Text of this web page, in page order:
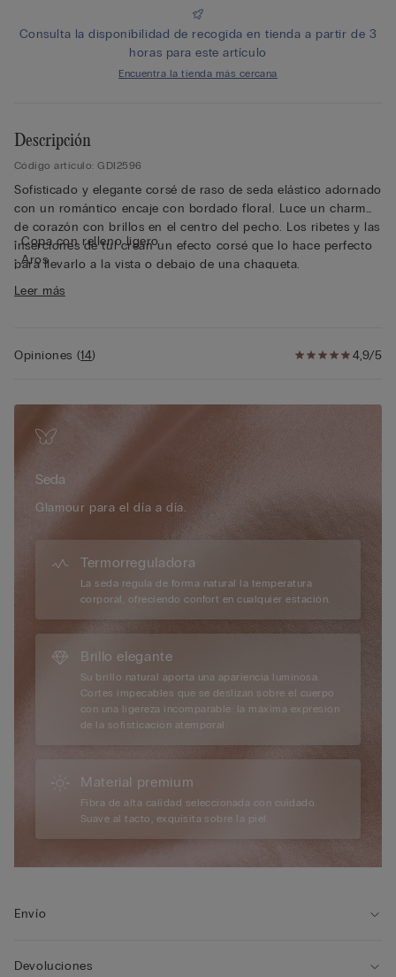
Consulta la disponibilidad de recogida en tienda a partir de 3
horas para este artículo
Encuentra la tienda más cercana
Descripción
Código artículo: GDI2596
Sofisticado y elegante corsé de raso de seda elástico adornado
con un romántico encaje con bordado floral. Luce un charm
de corazón con brillos en el centro del pecho. Los ribetes y las
inserciones de tul crean un efecto corsé que lo hace perfecto
para llevarlo a la vista o debajo de una chaqueta.
• Copa con relleno ligero
• Aros
• Charm de quita y pon con mosquetón
ajustables en la parte trasera
Style TipsPóntelo con unos vaqueros o un pantalón dejando
los elásticos de liguero a la vista.
Intimissimi presenta una nueva edición limitada
que rinde homenaje a la elegancia más auténtica de la marca y
reinterpreta en clave sofisticada y contemporánea la línea
Pretty Flowers, una de las más emblemáticas de Intimissimi, a
través de líneas románticas y materiales preciosos como la
Leer más
4,9/5
Opiniones (14)
Seda
Glamour para el día a día.
Termorreguladora
La seda regula de forma natural la temperatura
corporal, ofreciendo confort en cualquier estación.
Brillo elegante
Su brillo natural aporta una apariencia luminosa.
Cortes impecables que se deslizan sobre el cuerpo
con una ligereza incomparable: la máxima expresión
de la sofisticación atemporal.
Material premium
Fibra de alta calidad seleccionada con cuidado.
Suave al tacto, exquisita sobre la piel.
Envío
Devoluciones